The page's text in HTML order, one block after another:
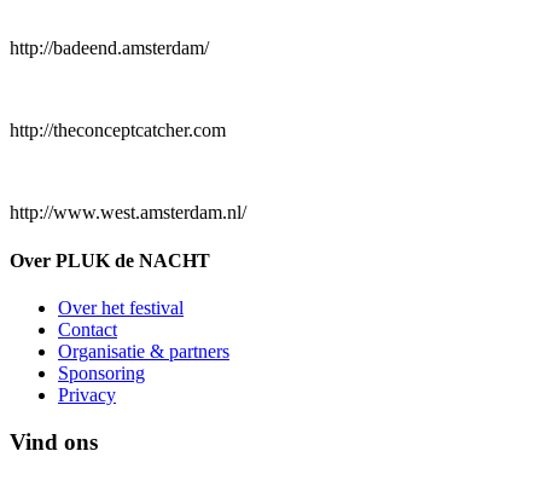
http://badeend.amsterdam/
http://theconceptcatcher.com
http://www.west.amsterdam.nl/
Over PLUK de NACHT
Over het festival
Contact
Organisatie & partners
Sponsoring
Privacy
Vind ons